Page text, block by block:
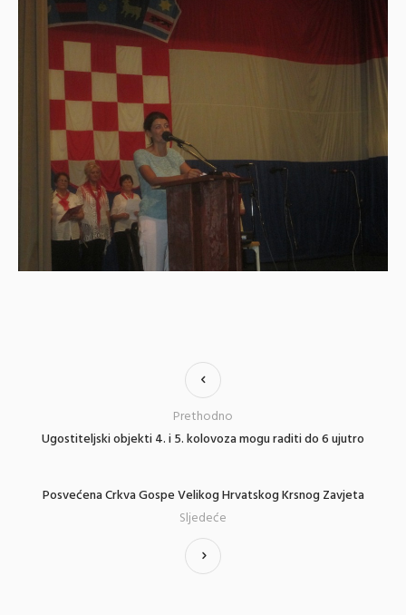
Ugostiteljski objekti 4. i 5. kolovoza mogu raditi do 6 ujutro
Prethodno
Posvećena Crkva Gospe Velikog Hrvatskog Krsnog Zavjeta
Sljedeće